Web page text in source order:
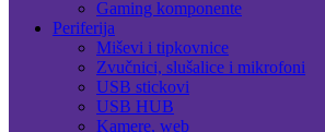
Gaming komponente
Periferija
Miševi i tipkovnice
Zvučnici, slušalice i mikrofoni
USB stickovi
USB HUB
Kamere, web